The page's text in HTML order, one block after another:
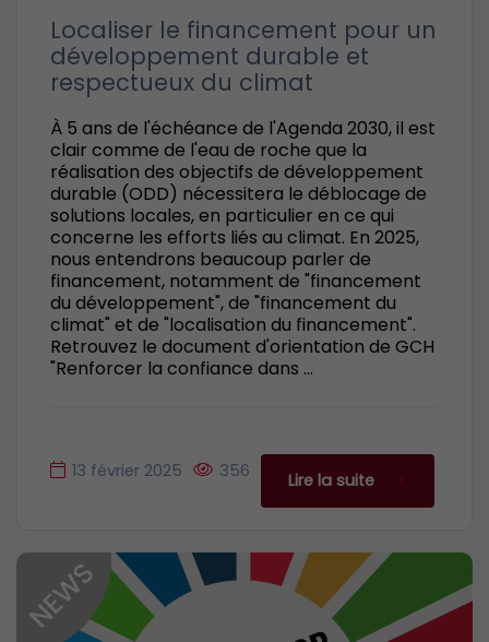
Localiser le financement pour un
développement durable et
respectueux du climat
À 5 ans de l'échéance de l'Agenda 2030, il est
clair comme de l'eau de roche que la
réalisation des objectifs de développement
durable (ODD) nécessitera le déblocage de
solutions locales, en particulier en ce qui
concerne les efforts liés au climat. En 2025,
nous entendrons beaucoup parler de
financement, notamment de "financement
du développement", de "financement du
climat" et de "localisation du financement".
Retrouvez le document d'orientation de GCH
"Renforcer la confiance dans ...
13 février 2025 356 Lire la suite